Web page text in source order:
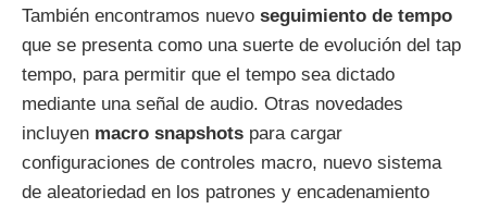
También encontramos nuevo seguimiento de tempo
que se presenta como una suerte de evolución del tap
tempo, para permitir que el tempo sea dictado
mediante una señal de audio. Otras novedades
incluyen macro snapshots para cargar
configuraciones de controles macro, nuevo sistema
de aleatoriedad en los patrones y encadenamiento